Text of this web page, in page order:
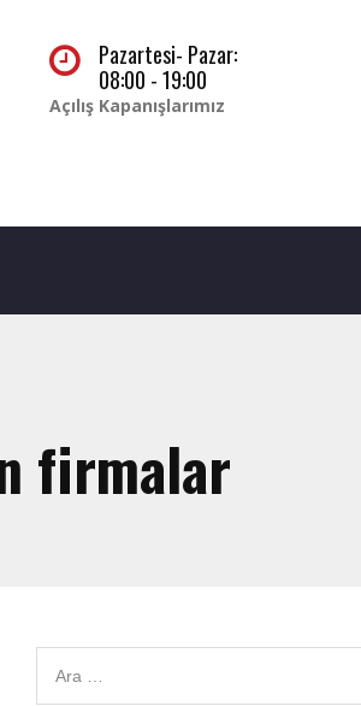
Pazartesi- Pazar:
08:00 - 19:00
Açılış Kapanışlarımız
firmalar